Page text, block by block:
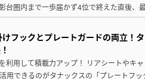
台圏内まで一歩届かず4位で終えた直後、
けフックとプレートガードの両立！
利用して積載力アップ！ リアシートやキ
用できるのがタナックスの「プレートフ